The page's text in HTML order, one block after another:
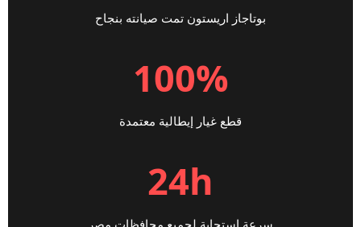
بوتاجاز اريستون تمت صيانته بنجاح
100%
قطع غيار إيطالية معتمدة
24h
سرعة استجابة لجميع محافظات مصر